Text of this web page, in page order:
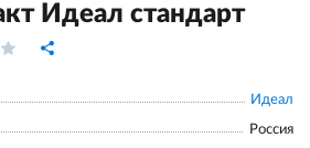
Идеал стандарт
Идеал
Россия